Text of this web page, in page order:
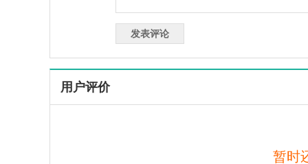
用户评价
暂时